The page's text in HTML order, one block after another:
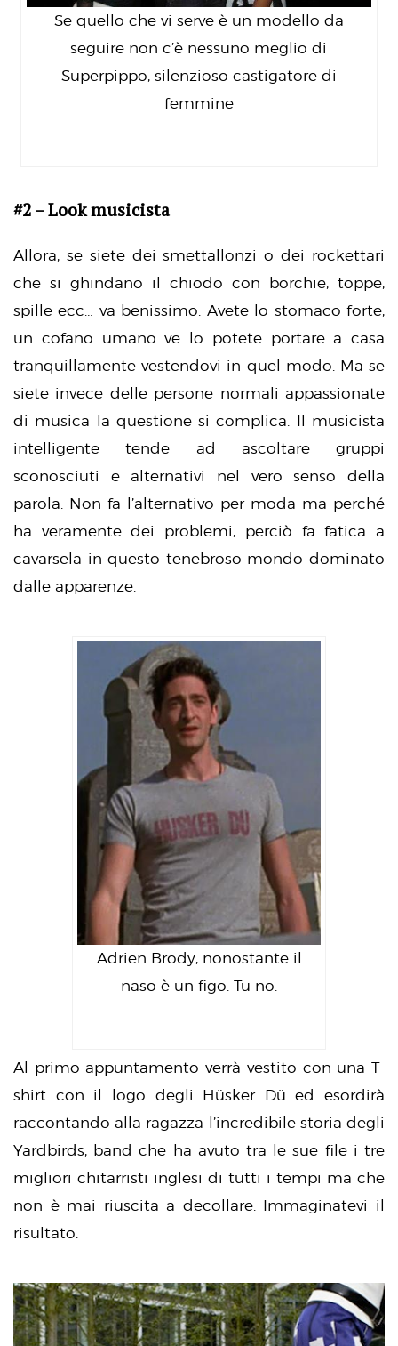
Se quello che vi serve è un modello da
seguire non c’è nessuno meglio di
Superpippo, silenzioso castigatore di
femmine
#2 – Look musicista
Allora, se siete dei smettallonzi o dei rockettari
che si ghindano il chiodo con borchie, toppe,
spille ecc… va benissimo. Avete lo stomaco forte,
un cofano umano ve lo potete portare a casa
tranquillamente vestendovi in quel modo. Ma se
siete invece delle persone normali appassionate
di musica la questione si complica. Il musicista
intelligente tende ad ascoltare gruppi
sconosciuti e alternativi nel vero senso della
parola. Non fa l’alternativo per moda ma perché
ha veramente dei problemi, perciò fa fatica a
cavarsela in questo tenebroso mondo dominato
dalle apparenze.
Adrien Brody, nonostante il
naso è un figo. Tu no.
Al primo appuntamento verrà vestito con una T-
shirt con il logo degli Hüsker Dü ed esordirà
raccontando alla ragazza l’incredibile storia degli
Yardbirds, band che ha avuto tra le sue file i tre
migliori chitarristi inglesi di tutti i tempi ma che
non è mai riuscita a decollare. Immaginatevi il
risultato.